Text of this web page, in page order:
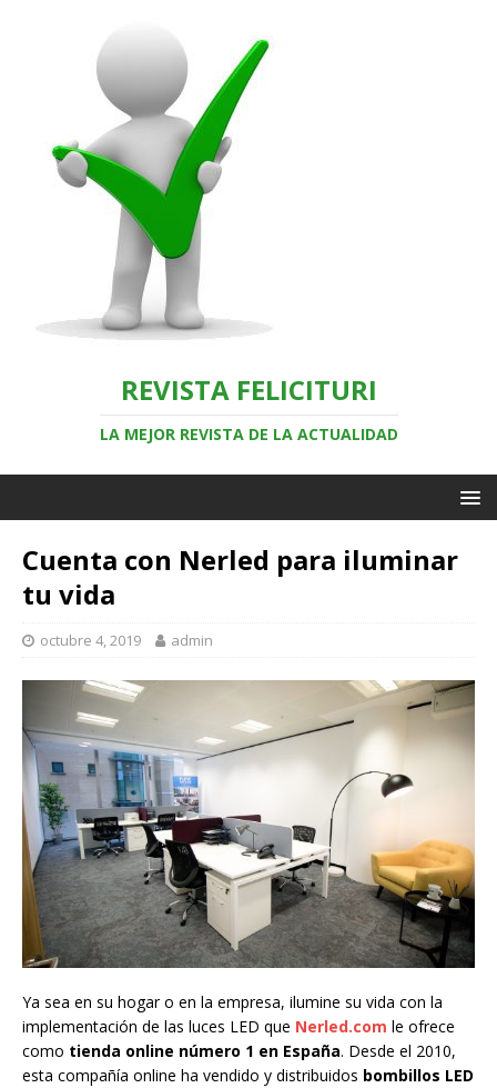
REVISTA FELICITURI
LA MEJOR REVISTA DE LA ACTUALIDAD
Cuenta con Nerled para iluminar
tu vida
octubre 4, 2019 admin
Ya sea en su hogar o en la empresa, ilumine su vida con la
implementación de las luces LED que Nerled.com le ofrece
como tienda online número 1 en España. Desde el 2010,
esta compañía online ha vendido y distribuidos bombillos LED